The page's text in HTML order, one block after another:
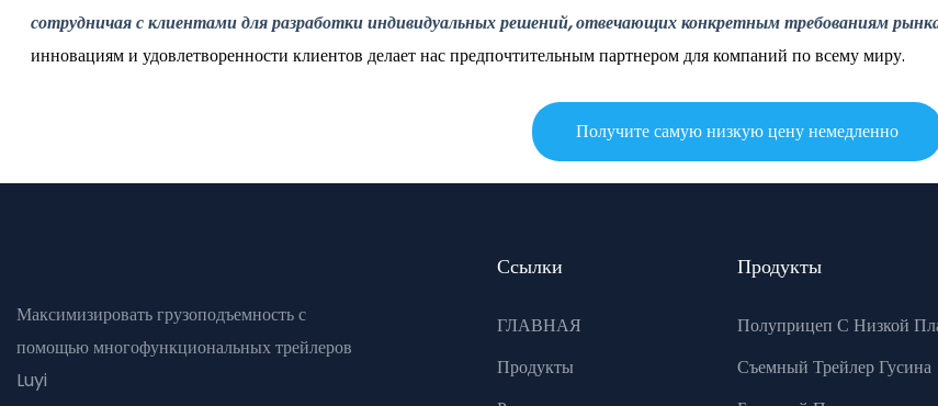
сотрудничая с клиентами для разработки индивидуальных решений, отвечающих конкретным требованиям
инновациям и удовлетворенности клиентов делает нас предпочтительным партнером для компаний по всему миру.
Получите самую низкую цену немедленно
Максимизировать грузоподъемность с
помощью многофункциональных трейлеров
Luyi
Ссылки
ГЛАВНАЯ
Продукты
Продукты
Полуприцеп С Низкой
Съемный Трейлер Гусина